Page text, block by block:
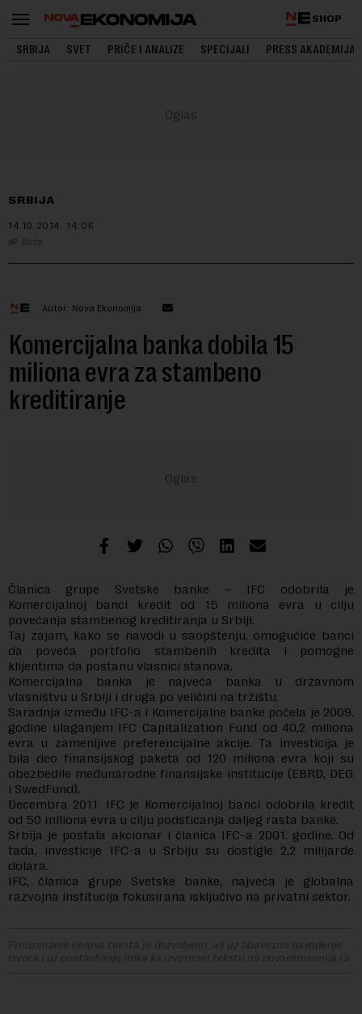
SHOP
SRBIJA SVET PRIČE I ANALIZE SPECIJALI PRESS AKADEMIJA
SRBIJA
14.10.2014. 14:06
Beta
Autor: Nova Ekonomija
Komercijalna banka dobila 15
miliona evra za stambeno
kreditiranje
Članica grupe Svetske banke – IFC odobrila je
Komercijalnoj banci kredit od 15 miliona evra u cilju
povećanja stambenog kreditiranja u Srbiji.
Taj zajam, kako se navodi u saopštenju, omogućiće banci
da poveća portfolio stambenih kredita i pomogne
klijentima da postanu vlasnici stanova.
Komercijalna banka je najveća banka u državnom
vlasništvu u Srbiji i druga po veličini na tržištu.
Saradnja između IFC-a i Komercijalne banke počela je 2009.
godine ulaganjem IFC Capitalization Fund od 40,2 miliona
evra u zamenljive preferencijalne akcije. Ta investicija je
bila deo finansijskog paketa od 120 miliona evra koji su
obezbedile međunarodne finansijske institucije (EBRD, DEG
i SwedFund).
Decembra 2011. IFC je Komercijalnoj banci odobrila kredit
od 50 miliona evra u cilju podsticanja daljeg rasta banke.
Srbija je postala akcionar i članica IFC-a 2001. godine. Od
tada, investicije IFC-a u Srbiju su dostigle 2,2 milijarde
dolara.
IFC, članica grupe Svetske banke, najveća je globalna
razvojna institucija fokusirana isključivo na privatni sektor.
Preuzimanje delova teksta je dozvoljeno, ali uz obavezno navođenje
izvora i uz postavljanje linka ka izvornom tekstu na novaekonomija.rs